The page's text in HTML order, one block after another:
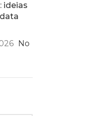
ideias
No